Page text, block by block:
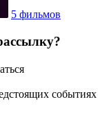
5 фильмов
событиях